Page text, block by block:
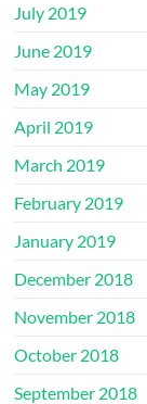
July 2019
June 2019
May 2019
April 2019
March 2019
February 2019
January 2019
December 2018
November 2018
October 2018
September 2018